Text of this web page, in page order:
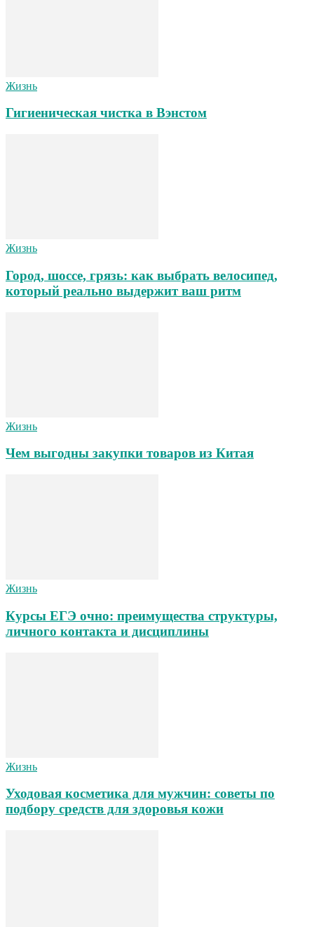
Жизнь
Гигиеническая чистка в Вэнстом
Жизнь
Город, шоссе, грязь: как выбрать велосипед,
который реально выдержит ваш ритм
Жизнь
Чем выгодны закупки товаров из Китая
Жизнь
Курсы ЕГЭ очно: преимущества структуры,
личного контакта и дисциплины
Жизнь
Уходовая косметика для мужчин: советы по
подбору средств для здоровья кожи